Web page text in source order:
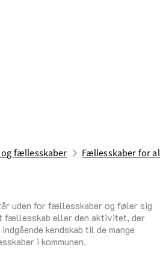
fællesskaber Fællesskaber for
uden for fællesskaber og føler sig
fællesskab eller den aktivitet, der
kendskab til de mange
i kommunen.